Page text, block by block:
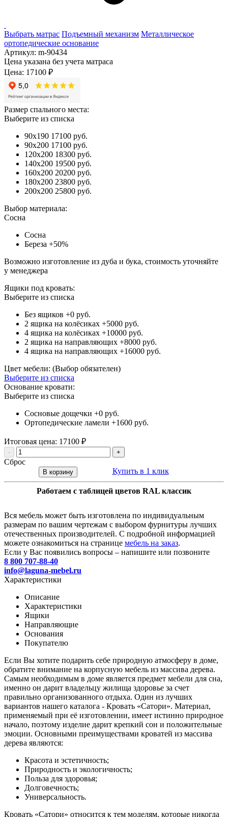
Выбрать матрас Подъемный механизм Металлическое
ортопедические основание
Артикул: m-90434
Цена указана без учета матраса
Цена: 17100 ₽
Размер спального места:
Выберите из списка
90x190 17100 руб.
90x200 17100 руб.
120x200 18300 руб.
140x200 19500 руб.
160x200 20200 руб.
180x200 23800 руб.
200x200 25800 руб.
Выбор материала:
Сосна
Сосна
Береза +50%
Возможно изготовление из дуба и бука, стоимость уточняйте
у менеджера
Ящики под кровать:
Выберите из списка
Без ящиков +0 руб.
2 ящика на колёсиках +5000 руб.
4 ящика на колёсиках +10000 руб.
2 ящика на направляющих +8000 руб.
4 ящика на направляющих +16000 руб.
Цвет мебели: (Выбор обязателен)
Выберите из списка
Основание кровати:
Выберите из списка
Сосновые дощечки +0 руб.
Ортопедические ламели +1600 руб.
Итоговая цена: 17100 ₽
- +
Сброс
В корзину Купить в 1 клик
Работаем с таблицей цветов RAL классик
Вся мебель может быть изготовлена по индивидуальным
размерам по вашим чертежам с выбором фурнитуры лучших
отечественных производителей. С подробной информацией
можете ознакомиться на странице мебель на заказ.
Если у Вас появились вопросы – напишите или позвоните
8 800 707-88-40
info@laguna-mebel.ru
Характеристики
Описание
Характеристики
Ящики
Направляющие
Основания
Покупателю
Если Вы хотите подарить себе природную атмосферу в доме,
обратите внимание на корпусную мебель из массива дерева.
Самым необходимым в доме является предмет мебели для сна,
именно он дарит владельцу жилища здоровье за счет
правильно организованного отдыха. Один из лучших
вариантов нашего каталога - Кровать «Сатори». Материал,
применяемый при её изготовлении, имеет истинно природное
начало, поэтому изделие дарит крепкий сон и положительные
эмоции. Основными преимуществами кроватей из массива
дерева являются:
Красота и эстетичность;
Природность и экологичность;
Польза для здоровья;
Долговечность;
Универсальность.
Кровать «Сатори» относится к тем моделям, которые никогда